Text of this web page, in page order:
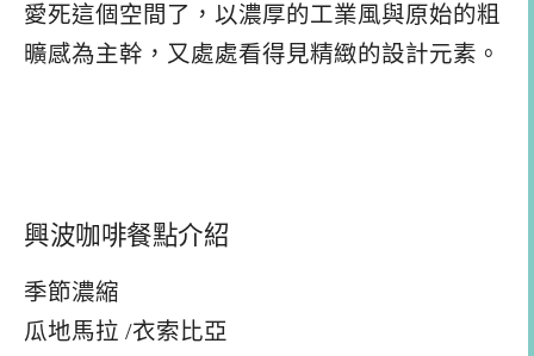
愛死這個空間了，以濃厚的工業風與原始的粗
曠感為主幹，又處處看得見精緻的設計元素。
興波咖啡餐點介紹
季節濃縮
瓜地馬拉 /衣索比亞